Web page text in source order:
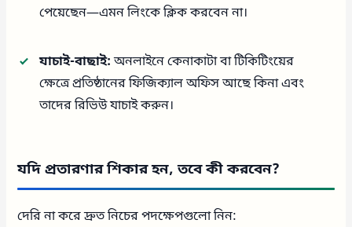
পেয়েছেন—এমন লিংকে ক্লিক করবেন না।
যাচাই-বাছাই:অনলাইনে কেনাকাটা বা টিকিটিংয়ের
ক্ষেত্রে প্রতিষ্ঠানের ফিজিক্যাল অফিস আছে কিনা এবং
তাদের রিভিউ যাচাই করুন।
যদি প্রতারণার শিকার হন, তবে কী করবেন?
দেরি না করে দ্রুত নিচের পদক্ষেপগুলো নিন: